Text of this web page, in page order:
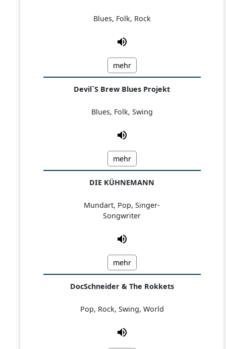
Blues, Folk, Rock
mehr
Devil`S Brew Blues Projekt
Blues, Folk, Swing
mehr
DIE KÜHNEMANN
Mundart, Pop, Singer-
Songwriter
mehr
DocSchneider & The Rokkets
Pop, Rock, Swing, World